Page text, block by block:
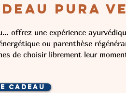
PURA
offrez une expérience
ou parenthèse
de choisir librement leur
cadeau